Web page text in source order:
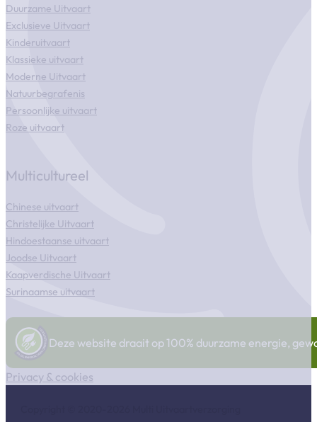
Duurzame Uitvaart
Exclusieve Uitvaart
Kinderuitvaart
Klassieke uitvaart
Moderne Uitvaart
Natuurbegrafenis
Persoonlijke uitvaart
Roze uitvaart
Multicultureel
Chinese uitvaart
Christelijke Uitvaart
Hindoestaanse uitvaart
Joodse Uitvaart
Kaapverdische Uitvaart
Surinaamse uitvaart
Deze website draait op 100% duurzame energie,
Privacy & cookies